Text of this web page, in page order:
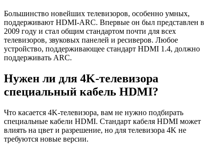
Большинство новейших телевизоров, особенно умных,
поддерживают HDMI-ARC. Впервые он был представлен в
2009 году и стал общим стандартом почти для всех
телевизоров, звуковых панелей и ресиверов. Любое
устройство, поддерживающее стандарт HDMI 1.4, должно
поддерживать ARC.
Нужен ли для 4K-телевизора
специальный кабель HDMI?
Что касается 4K-телевизора, вам не нужно подбирать
специальные кабели HDMI. Стандарт кабеля HDMI может
влиять на цвет и разрешение, но для телевизора 4K не
требуются новые версии.